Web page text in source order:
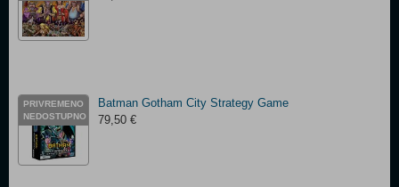
PRIVREMENO
NEDOSTUPNO
Batman Gotham City Strategy Game
79,50 €